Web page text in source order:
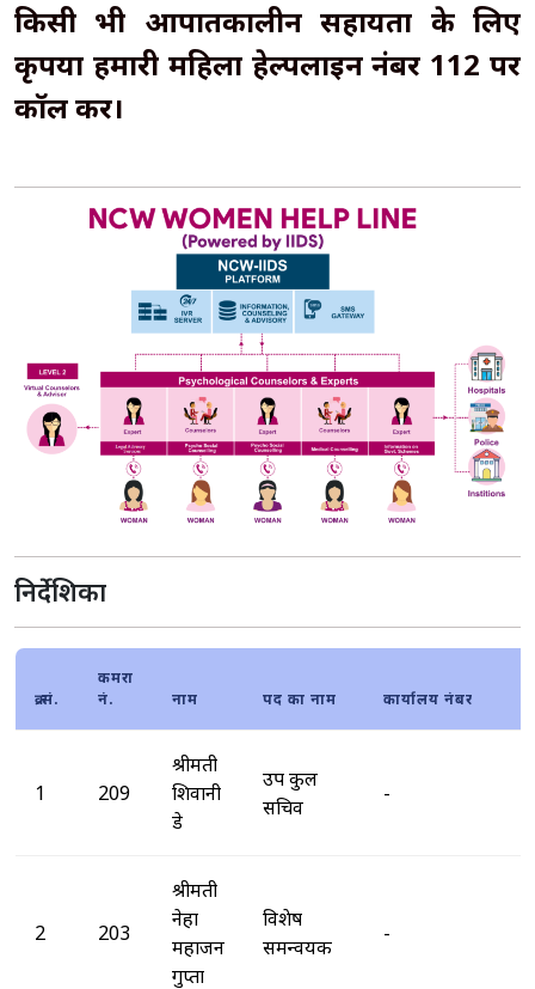
किसी भी आपातकालीन सहायता के लिए
कृपया हमारी महिला हेल्पलाइन नंबर 112 पर
कॉल करें।
निर्देशिका
क्र.सं.
कमरा
नं.
नाम पद का नाम कार्यालय नंबर
1 209
श्रीमती
शिवानी
डे
उप कुल
सचिव
-
2 203
श्रीमती
नेहा
महाजन
गुप्ता
विशेष
समन्वयक
-